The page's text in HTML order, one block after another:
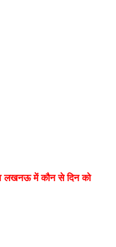
लखनऊ में कौन से दिन को